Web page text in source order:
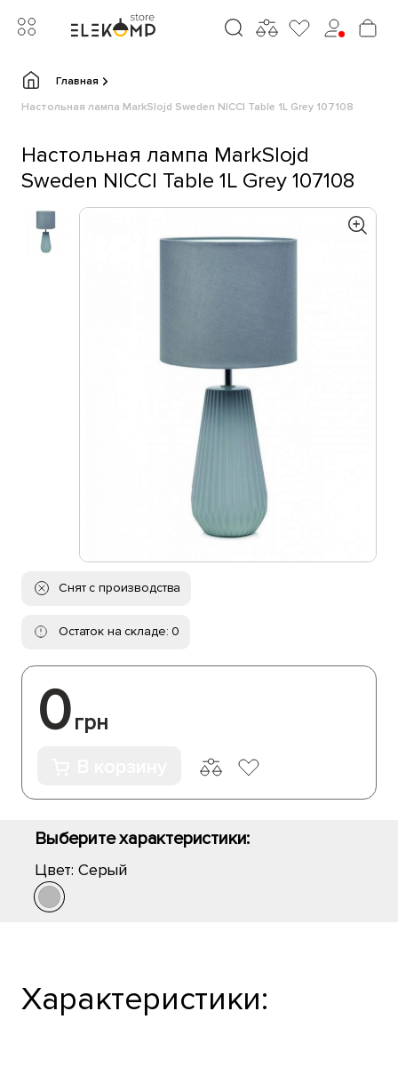
Главная
Настольная лампа MarkSlojd Sweden NICCI Table 1L Grey 107108
Настольная лампа MarkSlojd
Sweden NICCI Table 1L Grey 107108
Снят с производства
Остаток на складе: 0
0грн
Выберите характеристики:
Цвет: Серый
Характеристики: